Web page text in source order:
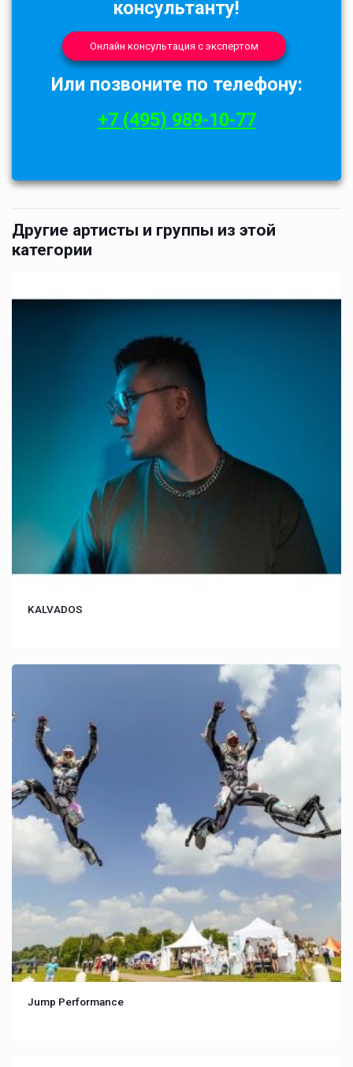
консультанту!
Онлайн консультация с экспертом
Или позвоните по телефону:
+7 (495) 989-10-77
Другие артисты и группы из этой
категории
KALVADOS
Jump Performance